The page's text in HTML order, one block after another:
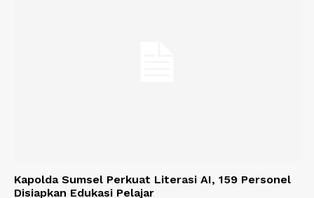
Kapolda Sumsel Perkuat Literasi AI, 159 Personel
Disiapkan Edukasi Pelajar